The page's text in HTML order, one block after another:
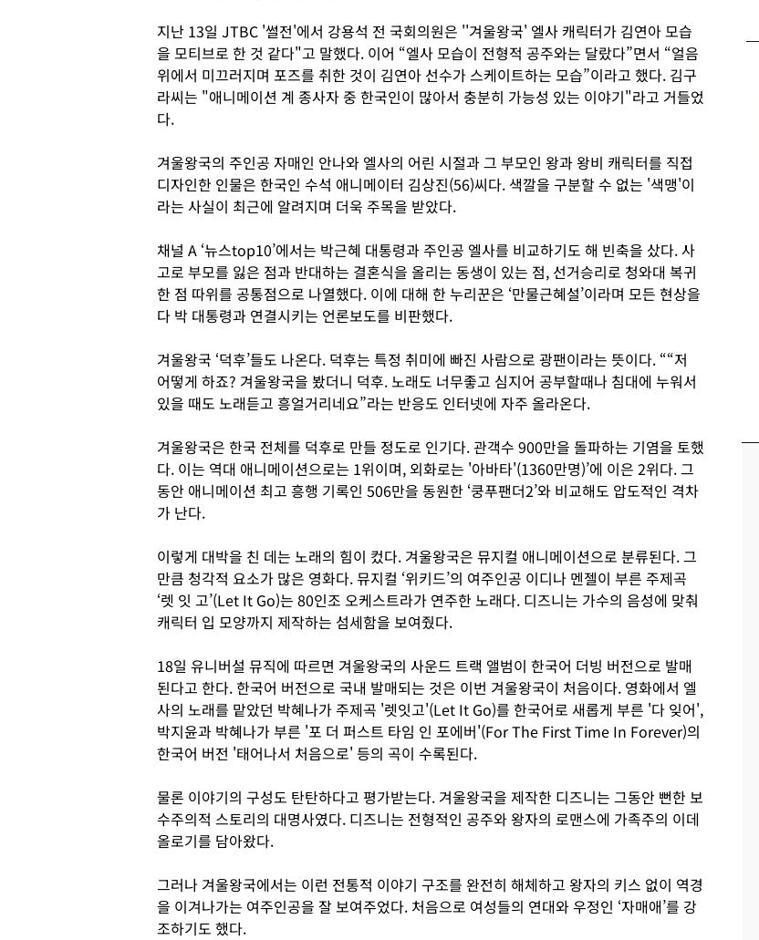
지난 13일 JTBC '썰전'에서 강용석 전 국회의원은 ''겨울왕국' 엘사 캐릭터가 김연아 모습
을 모티브로 한 것 같다"고 말했다. 이어 “엘사 모습이 전형적 공주와는 달랐다”면서 “얼음
위에서 미끄러지며 포즈를 취한 것이 김연아 선수가 스케이트하는 모습”이라고 했다. 김구
라씨는 "애니메이션 계 종사자 중 한국인이 많아서 충분히 가능성 있는 이야기"라고 거들었
다.
겨울왕국의 주인공 자매인 안나와 엘사의 어린 시절과 그 부모인 왕과 왕비 캐릭터를 직접
디자인한 인물은 한국인 수석 애니메이터 김상진(56)씨다. 색깔을 구분할 수 없는 '색맹'이
라는 사실이 최근에 알려지며 더욱 주목을 받았다.
채널 A ‘뉴스top10’에서는 박근혜 대통령과 주인공 엘사를 비교하기도 해 빈축을 샀다. 사
고로 부모를 잃은 점과 반대하는 결혼식을 올리는 동생이 있는 점, 선거승리로 청와대 복귀
한 점 따위를 공통점으로 나열했다. 이에 대해 한 누리꾼은 ‘만물근혜설’이라며 모든 현상을
다 박 대통령과 연결시키는 언론보도를 비판했다.
겨울왕국 ‘덕후’들도 나온다. 덕후는 특정 취미에 빠진 사람으로 광팬이라는 뜻이다. ““저
어떻게 하죠? 겨울왕국을 봤더니 덕후. 노래도 너무좋고 심지어 공부할때나 침대에 누워서
있을 때도 노래듣고 흥얼거리네요”라는 반응도 인터넷에 자주 올라온다.
겨울왕국은 한국 전체를 덕후로 만들 정도로 인기다. 관객수 900만을 돌파하는 기염을 토했
다. 이는 역대 애니메이션으로는 1위이며, 외화로는 '아바타'(1360만명)’에 이은 2위다. 그
동안 애니메이션 최고 흥행 기록인 506만을 동원한 ‘쿵푸팬더2’와 비교해도 압도적인 격차
가 난다.
이렇게 대박을 친 데는 노래의 힘이 컸다. 겨울왕국은 뮤지컬 애니메이션으로 분류된다. 그
만큼 청각적 요소가 많은 영화다. 뮤지컬 ‘위키드’의 여주인공 이디나 멘젤이 부른 주제곡
‘렛 잇 고’(Let It Go)는 80인조 오케스트라가 연주한 노래다. 디즈니는 가수의 음성에 맞춰
캐릭터 입 모양까지 제작하는 섬세함을 보여줬다.
18일 유니버설 뮤직에 따르면 겨울왕국의 사운드 트랙 앨범이 한국어 더빙 버전으로 발매
된다고 한다. 한국어 버전으로 국내 발매되는 것은 이번 겨울왕국이 처음이다. 영화에서 엘
사의 노래를 맡았던 박혜나가 주제곡 '렛잇고'(Let It Go)를 한국어로 새롭게 부른 '다 잊어',
박지윤과 박혜나가 부른 '포 더 퍼스트 타임 인 포에버'(For The First Time In Forever)의
한국어 버전 '태어나서 처음으로' 등의 곡이 수록된다.
물론 이야기의 구성도 탄탄하다고 평가받는다. 겨울왕국을 제작한 디즈니는 그동안 뻔한 보
수주의적 스토리의 대명사였다. 디즈니는 전형적인 공주와 왕자의 로맨스에 가족주의 이데
올로기를 담아왔다.
그러나 겨울왕국에서는 이런 전통적 이야기 구조를 완전히 해체하고 왕자의 키스 없이 역경
을 이겨나가는 여주인공을 잘 보여주었다. 처음으로 여성들의 연대와 우정인 ‘자매애’를 강
조하기도 했다.